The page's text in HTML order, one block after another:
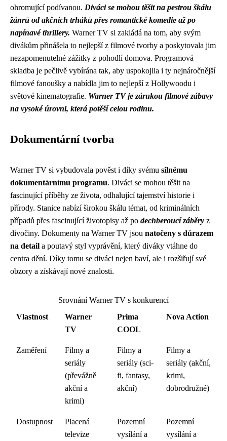
ohromující podívanou. Diváci se mohou těšit na pestrou škálu
žánrů od akčních trháků přes romantické komedie až po
napínavé thrillery. Warner TV si zakládá na tom, aby svým
divákům přinášela to nejlepší z filmové tvorby a poskytovala jim
nezapomenutelné zážitky z pohodlí domova. Programová
skladba je pečlivě vybírána tak, aby uspokojila i ty nejnáročnější
filmové fanoušky a nabídla jim to nejlepší z Hollywoodu i
světové kinematografie. Warner TV je zárukou filmové zábavy
na vysoké úrovni, která potěší celou rodinu.
Dokumentární tvorba
Warner TV si vybudovala pověst i díky svému silnému
dokumentárnímu programu. Diváci se mohou těšit na
fascinující příběhy ze života, odhalující tajemství historie i
přírody. Stanice nabízí širokou škálu témat, od kriminálních
případů přes fascinující životopisy až po dechberoucí záběry z
divočiny. Dokumenty na Warner TV jsou natočeny s důrazem
na detail a poutavý styl vyprávění, který diváky vtáhne do
centra dění. Díky tomu se diváci nejen baví, ale i rozšiřují své
obzory a získávají nové znalosti.
Srovnání Warner TV s konkurencí
Vlastnost
Warner
TV
Prima
COOL
Nova Action
Zaměření
Filmy a
seriály
(převážně
akční a
krimi)
Filmy a
seriály (sci-
fi, fantasy,
akční)
Filmy a
seriály (akční,
krimi,
dobrodružné)
Dostupnost
Placená
televize
Pozemní
vysílání a
Pozemní
vysílání a